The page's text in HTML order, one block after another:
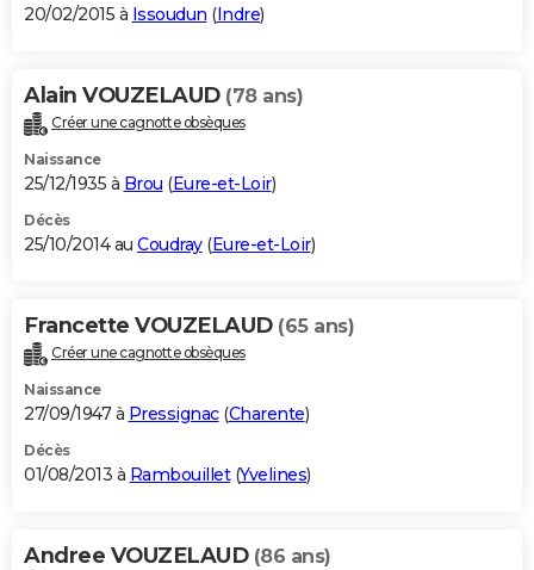
20/02/2015 à Issoudun (Indre)
Alain VOUZELAUD (78 ans)
Créer une cagnotte obsèques
Naissance
25/12/1935 à Brou (Eure-et-Loir)
Décès
25/10/2014 au Coudray(Eure-et-Loir)
Francette VOUZELAUD (65 ans)
Créer une cagnotte obsèques
Naissance
27/09/1947 à Pressignac(Charente)
Décès
01/08/2013 à Rambouillet(Yvelines)
Andree VOUZELAUD (86 ans)